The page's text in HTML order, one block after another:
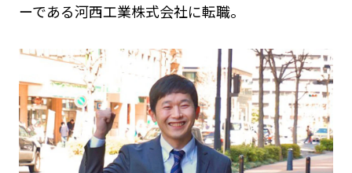
ーである河西工業株式会社に転職。